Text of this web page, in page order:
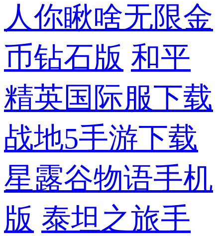
人你瞅啥无限金
币钻石版 和平
精英国际服下载
战地5手游下载
星露谷物语手机
版 泰坦之旅手